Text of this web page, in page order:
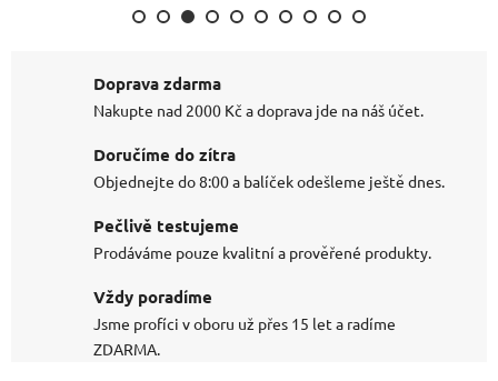
Doprava zdarma
Nakupte nad 2000 Kč a doprava jde na náš účet.
Doručíme do zítra
Objednejte do 8:00 a balíček odešleme ještě dnes.
Pečlivě testujeme
Prodáváme pouze kvalitní a prověřené produkty.
Vždy poradíme
Jsme profíci v oboru už přes 15 let a radíme
ZDARMA.